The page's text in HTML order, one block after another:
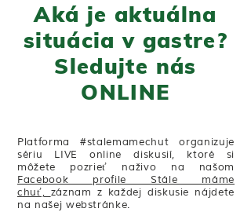
Aká je aktuálna
situácia v gastre?
Sledujte nás
ONLINE
Platforma #stalemamechut organizuje
sériu LIVE online diskusií, ktoré si
môžete pozrieť naživo na našom
Facebook profile Stále máme
chuť, záznam z každej diskusie nájdete
na našej webstránke.